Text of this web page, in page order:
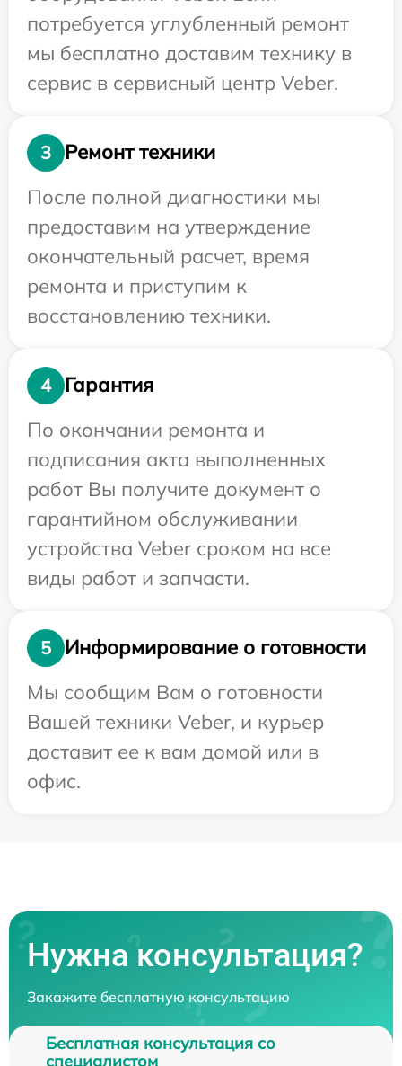
потребуется углубленный ремонт
мы бесплатно доставим технику в
сервис в сервисный центр Veber.
3
Ремонт техники
После полной диагностики мы
предоставим на утверждение
окончательный расчет, время
ремонта и приступим к
восстановлению техники.
4
Гарантия
По окончании ремонта и
подписания акта выполненных
работ Вы получите документ о
гарантийном обслуживании
устройства Veber сроком на все
виды работ и запчасти.
5
Информирование о готовности
Мы сообщим Вам о готовности
Вашей техники Veber, и курьер
доставит ее к вам домой или в
офис.
Нужна консультация?
Закажите бесплатную консультацию
Бесплатная консультация со
специалистом